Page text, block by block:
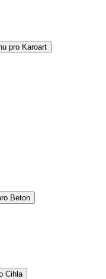
pro Karoart
Beton
Cihla